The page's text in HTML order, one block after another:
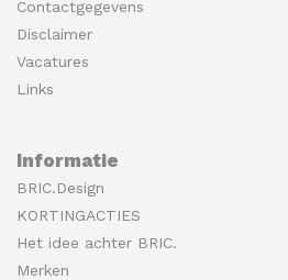
Contactgegevens
Disclaimer
Vacatures
Links
Informatie
BRIC.Design
KORTINGACTIES
Het idee achter BRIC.
Merken